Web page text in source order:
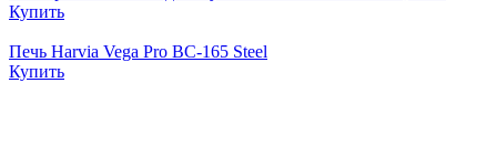
Купить
Печь Harvia Vega Pro BC-165 Steel
Купить